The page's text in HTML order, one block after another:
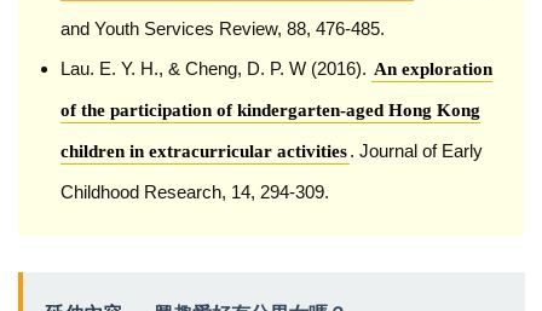
and Youth Services Review, 88, 476-485.
Lau. E. Y. H., & Cheng, D. P. W (2016). An exploration
of the participation of kindergarten-aged Hong Kong
children in extracurricular activities. Journal of Early
Childhood Research, 14, 294-309.